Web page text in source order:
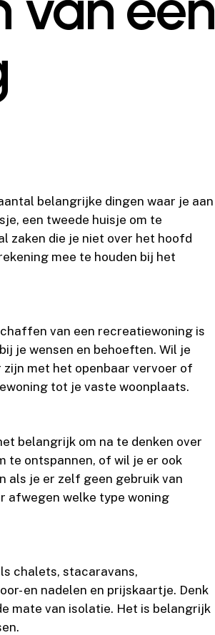
belangrijke dingen waar je aan
een tweede huisje om te
zaken die je niet over het hoofd
mee te houden bij het
van een recreatiewoning is
je wensen en behoeften. Wil je
met het openbaar vervoer of
tot je vaste woonplaats.
belangrijk om na te denken over
te ontspannen, of wil je er ook
als je er zelf geen gebruik van
afwegen welke type woning
chalets, stacaravans,
en nadelen en prijskaartje. Denk
mate van isolatie. Het is belangrijk